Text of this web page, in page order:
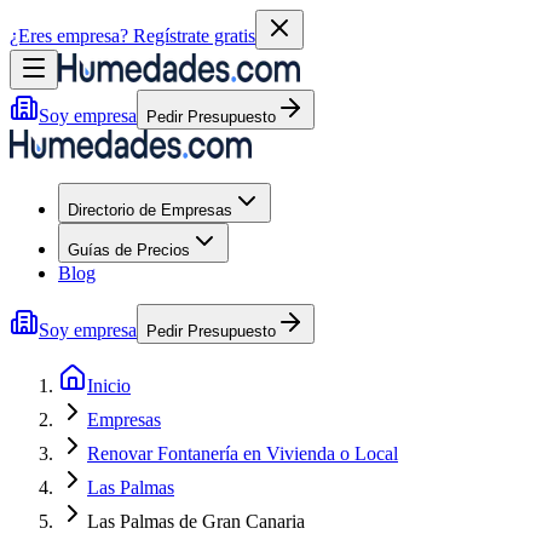
¿Eres empresa? Regístrate gratis
Soy empresa Pedir Presupuesto
Directorio de Empresas
Guías de Precios
Blog
Soy empresa Pedir Presupuesto
Inicio
Empresas
Renovar Fontanería en Vivienda o Local
Las Palmas
Las Palmas de Gran Canaria